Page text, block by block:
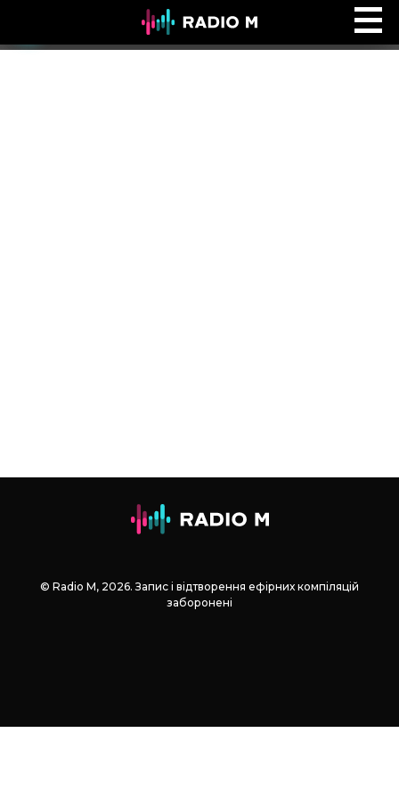
Ефір Radio M
© Radio М, 2026. Запис і відтворення ефірних компіляцій
заборонені